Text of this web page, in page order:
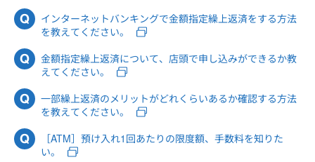
インターネットバンキングで金額指定繰上返済をする方法
を教えてください。
金額指定繰上返済について、店頭で申し込みができるか教
えてください。
一部繰上返済のメリットがどれくらいあるか確認する方法
を教えてください。
［ATM］預け入れ1回あたりの限度額、手数料を知りた
い。